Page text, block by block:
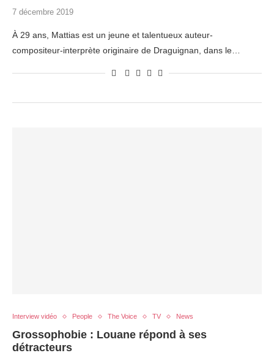
7 décembre 2019
À 29 ans, Mattias est un jeune et talentueux auteur-
compositeur-interprète originaire de Draguignan, dans le…
Interview vidéo People The Voice TV News
Grossophobie : Louane répond à ses
détracteurs